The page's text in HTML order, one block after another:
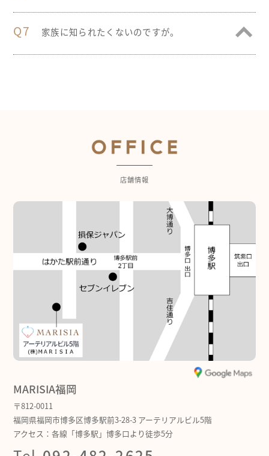
Q7 家族に知られたくないのですが。
店舗情報
MARISIA福岡
〒812-0011
福岡県福岡市博多区博多駅前3-28-3 アーテリアルビル5階
アクセス：各線「博多駅」博多口より徒歩5分